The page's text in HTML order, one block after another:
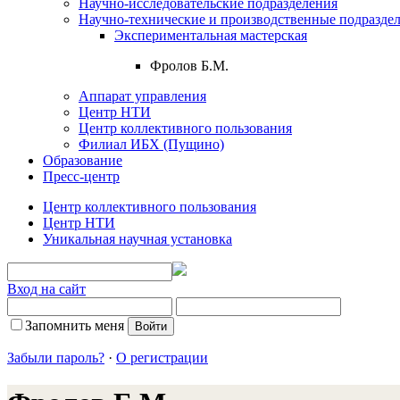
Научно-технические и производственные
Экспериментальная мастерская
Фролов Б.М.
Аппарат управления
Центр НТИ
Центр коллективного пользования
Филиал ИБХ (Пущино)
Образование
Пресс-центр
Центр коллективного пользования
Центр НТИ
Уникальная научная установка
Вход на сайт
Запомнить меня
Забыли пароль? · О регистрации